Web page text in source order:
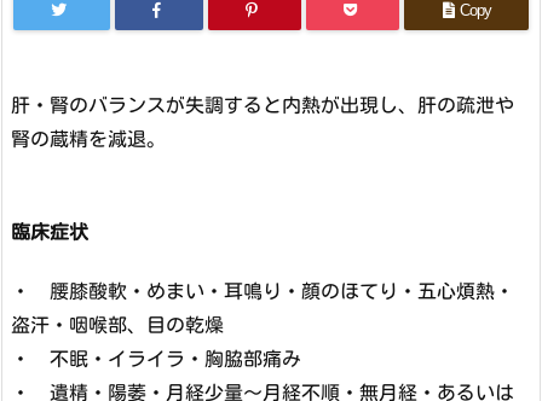
Copy
肝・腎のバランスが失調すると内熱が出現し、肝の疏泄や
腎の蔵精を減退。
臨床症状
・ 腰膝酸軟・めまい・耳鳴り・顔のほてり・五心煩熱・
盗汗・咽喉部、目の乾燥
・ 不眠・イライラ・胸脇部痛み
・ 遺精・陽萎・月経少量～月経不順・無月経・あるいは